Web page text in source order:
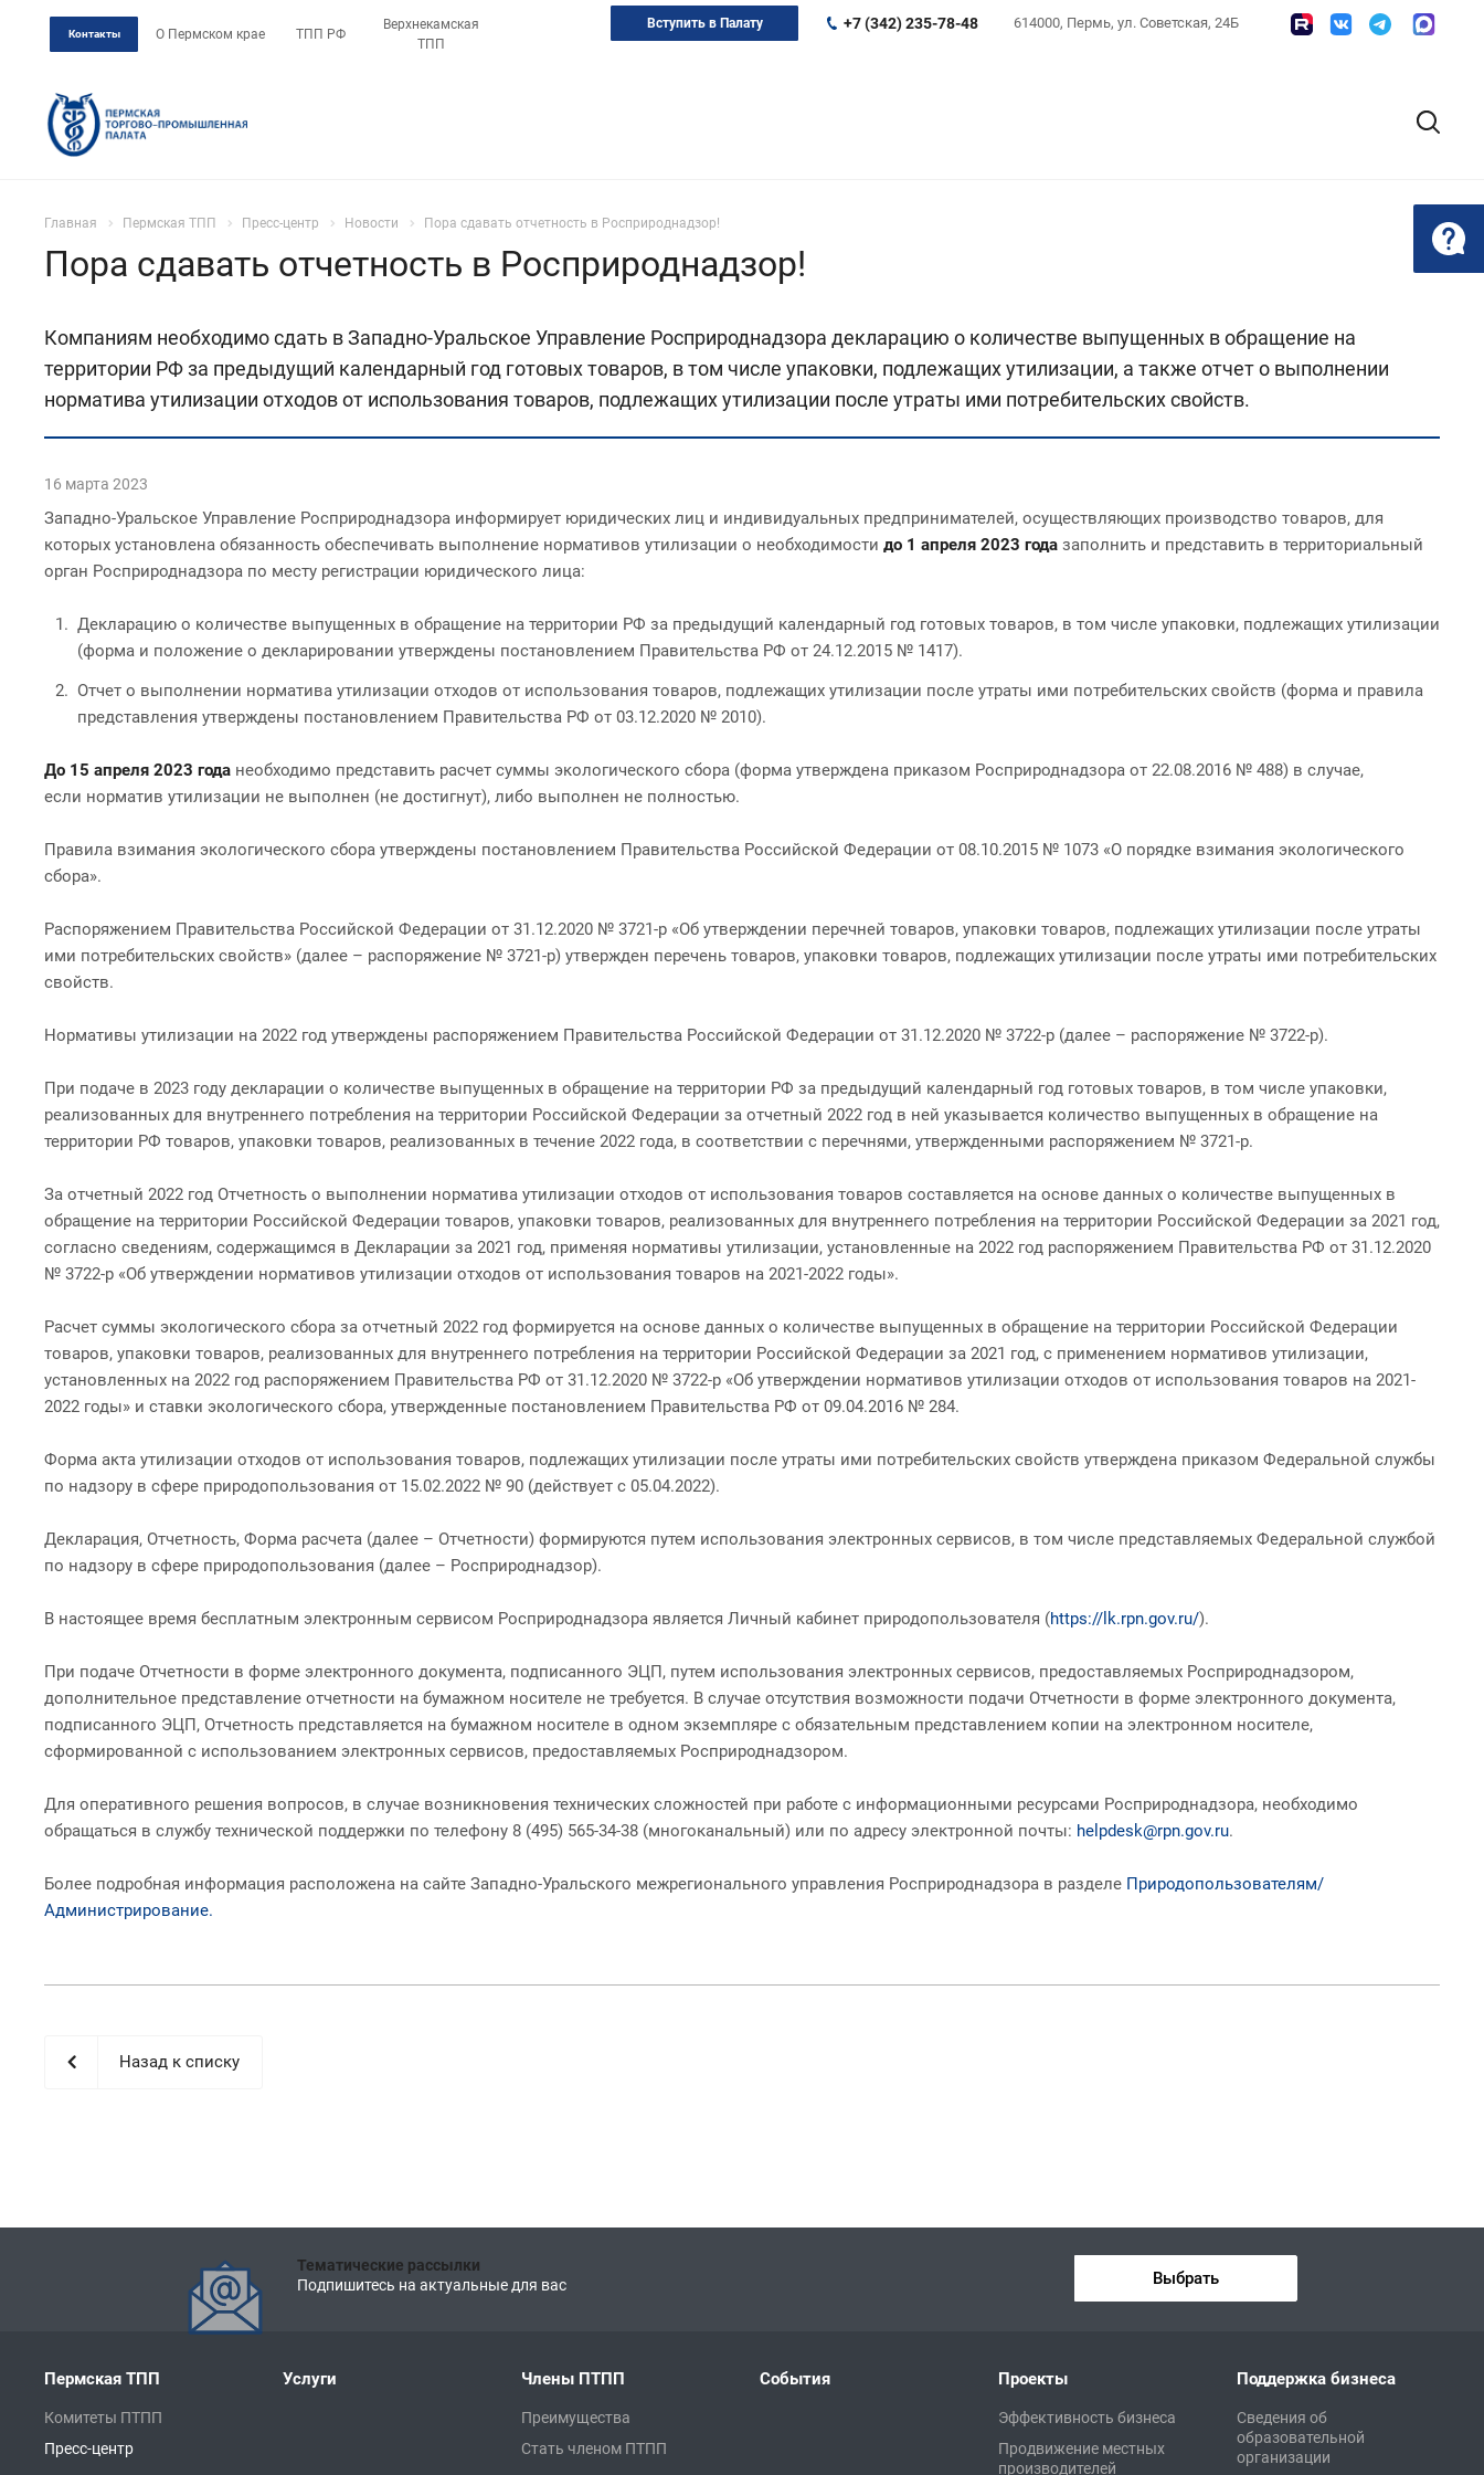
Контакты О Пермском крае ТПП РФ
Верхнекамская
ТПП
614000, Пермь, ул. Советская, 24Б
+7 (342) 235-78-48
Вступить в Палату
Главная Пермская ТПП Пресс-центр Новости Пора сдавать отчетность в Росприроднадзор!
Пора сдавать отчетность в Росприроднадзор!
Компаниям необходимо сдать в Западно-Уральское Управление Росприроднадзора декларацию о количестве выпущенных в обращение на
территории РФ за предыдущий календарный год готовых товаров, в том числе упаковки, подлежащих утилизации, а также отчет о выполнении
норматива утилизации отходов от использования товаров, подлежащих утилизации после утраты ими потребительских свойств.
16 марта 2023
Западно-Уральское Управление Росприроднадзора информирует юридических лиц и индивидуальных предпринимателей, осуществляющих производство товаров, для
которых установлена обязанность обеспечивать выполнение нормативов утилизации о необходимости до 1 апреля 2023 года заполнить и представить в территориальный
орган Росприроднадзора по месту регистрации юридического лица:
Декларацию о количестве выпущенных в обращение на территории РФ за предыдущий календарный год готовых товаров, в том числе упаковки, подлежащих утилизации
(форма и положение о декларировании утверждены постановлением Правительства РФ от 24.12.2015 № 1417).
Отчет о выполнении норматива утилизации отходов от использования товаров, подлежащих утилизации после утраты ими потребительских свойств (форма и правила
представления утверждены постановлением Правительства РФ от 03.12.2020 № 2010).
До 15 апреля 2023 года необходимо представить расчет суммы экологического сбора (форма утверждена приказом Росприроднадзора от 22.08.2016 № 488) в случае,
если норматив утилизации не выполнен (не достигнут), либо выполнен не полностью.
Правила взимания экологического сбора утверждены постановлением Правительства Российской Федерации от 08.10.2015 № 1073 «О порядке взимания экологического
сбора».
Распоряжением Правительства Российской Федерации от 31.12.2020 № 3721-р «Об утверждении перечней товаров, упаковки товаров, подлежащих утилизации после утраты
ими потребительских свойств» (далее – распоряжение № 3721-р) утвержден перечень товаров, упаковки товаров, подлежащих утилизации после утраты ими потребительских
свойств.
Нормативы утилизации на 2022 год утверждены распоряжением Правительства Российской Федерации от 31.12.2020 № 3722-р (далее – распоряжение № 3722-р).
При подаче в 2023 году декларации о количестве выпущенных в обращение на территории РФ за предыдущий календарный год готовых товаров, в том числе упаковки,
реализованных для внутреннего потребления на территории Российской Федерации за отчетный 2022 год в ней указывается количество выпущенных в обращение на
территории РФ товаров, упаковки товаров, реализованных в течение 2022 года, в соответствии с перечнями, утвержденными распоряжением № 3721-р.
За отчетный 2022 год Отчетность о выполнении норматива утилизации отходов от использования товаров составляется на основе данных о количестве выпущенных в
обращение на территории Российской Федерации товаров, упаковки товаров, реализованных для внутреннего потребления на территории Российской Федерации за 2021 год,
согласно сведениям, содержащимся в Декларации за 2021 год, применяя нормативы утилизации, установленные на 2022 год распоряжением Правительства РФ от 31.12.2020
№ 3722-р «Об утверждении нормативов утилизации отходов от использования товаров на 2021-2022 годы».
Расчет суммы экологического сбора за отчетный 2022 год формируется на основе данных о количестве выпущенных в обращение на территории Российской Федерации
товаров, упаковки товаров, реализованных для внутреннего потребления на территории Российской Федерации за 2021 год, с применением нормативов утилизации,
установленных на 2022 год распоряжением Правительства РФ от 31.12.2020 № 3722-р «Об утверждении нормативов утилизации отходов от использования товаров на 2021-
2022 годы» и ставки экологического сбора, утвержденные постановлением Правительства РФ от 09.04.2016 № 284.
Форма акта утилизации отходов от использования товаров, подлежащих утилизации после утраты ими потребительских свойств утверждена приказом Федеральной службы
по надзору в сфере природопользования от 15.02.2022 № 90 (действует с 05.04.2022).
Декларация, Отчетность, Форма расчета (далее – Отчетности) формируются путем использования электронных сервисов, в том числе представляемых Федеральной службой
по надзору в сфере природопользования (далее – Росприроднадзор).
В настоящее время бесплатным электронным сервисом Росприроднадзора является Личный кабинет природопользователя (https://lk.rpn.gov.ru/).
При подаче Отчетности в форме электронного документа, подписанного ЭЦП, путем использования электронных сервисов, предоставляемых Росприроднадзором,
дополнительное представление отчетности на бумажном носителе не требуется. В случае отсутствия возможности подачи Отчетности в форме электронного документа,
подписанного ЭЦП, Отчетность представляется на бумажном носителе в одном экземпляре с обязательным представлением копии на электронном носителе,
сформированной с использованием электронных сервисов, предоставляемых Росприроднадзором.
Для оперативного решения вопросов, в случае возникновения технических сложностей при работе с информационными ресурсами Росприроднадзора, необходимо
обращаться в службу технической поддержки по телефону 8 (495) 565-34-38 (многоканальный) или по адресу электронной почты: helpdesk@rpn.gov.ru.
Более подробная информация расположена на сайте Западно-Уральского межрегионального управления Росприроднадзора в разделе Природопользователям/
Администрирование.
Назад к списку
Тематические рассылки
Подпишитесь на актуальные для вас
Выбрать
Пермская ТПП
Комитеты ПТПП
Пресс-центр
Услуги Члены ПТПП
Преимущества
Стать членом ПТПП
События Проекты
Эффективность бизнеса
Продвижение местных
производителей
Поддержка бизнеса
Сведения об
образовательной
организации